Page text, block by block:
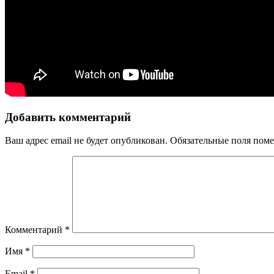
Добавить комментарий
Ваш адрес email не будет опубликован. Обязательные поля
Комментарий *
Имя *